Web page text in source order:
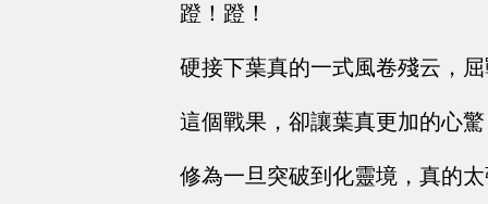
蹬！蹬！
硬接下葉真的一式風卷殘云，
這個戰果，卻讓葉真更加的心
修為一旦突破到化靈境，真的